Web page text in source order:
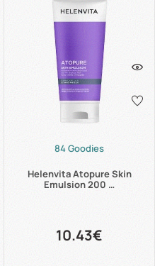
84 Goodies
Helenvita Atopure Skin
Emulsion 200 …
10.43€